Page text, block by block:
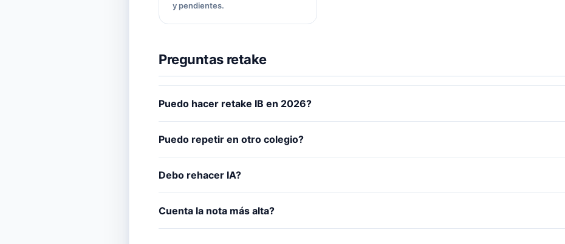
y pendientes.
Preguntas retake
Puedo hacer retake IB en 2026?
Puedo repetir en otro colegio?
Debo rehacer IA?
Cuenta la nota más alta?